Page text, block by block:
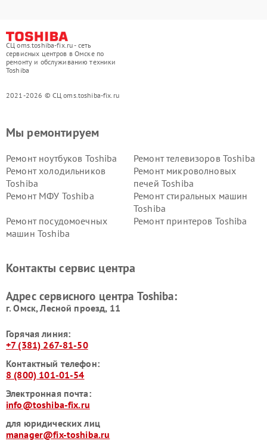
СЦ oms.toshiba-fix.ru - сеть
сервисных центров в Омске по
ремонту и обслуживанию техники
Toshiba
2021-2026 © СЦ oms.toshiba-fix.ru
Мы ремонтируем
Ремонт ноутбуков Toshiba
Ремонт телевизоров Toshiba
Ремонт холодильников
Toshiba
Ремонт микроволновых
печей Toshiba
Ремонт МФУ Toshiba
Ремонт стиральных машин
Toshiba
Ремонт посудомоечных
машин Toshiba
Ремонт принтеров Toshiba
Контакты сервис центра
Адрес сервисного центра Toshiba:
г. Омск, ​Лесной проезд, 11
Горячая линия:
+7 (381) 267-81-50
Контактный телефон:
8 (800) 101-01-54
Электронная почта:
info@toshiba-fix.ru
для юридических лиц
manager@fix-toshiba.ru